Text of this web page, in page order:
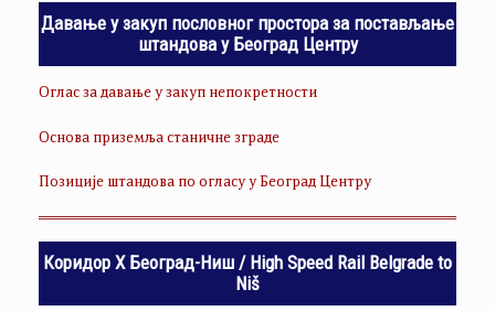
Давање у закуп пословног простора за постављање
штандова у Београд Центру
Оглас за давање у закуп непокретности
Основа приземља станичне зграде
Позиције штандова по огласу у Београд Центру
Коридор Х Београд-Ниш / High Speed Rail Belgrade to
Niš